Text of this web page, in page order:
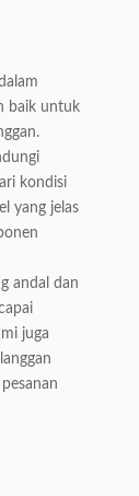
baik untuk
kondisi
yang jelas
andal dan
juga